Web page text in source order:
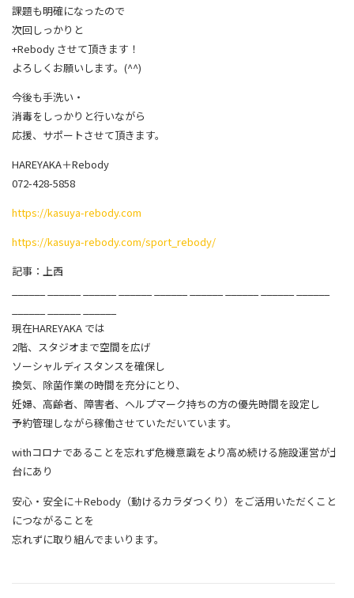
課題も明確になったので
次回しっかりと
+Rebody させて頂きます！
よろしくお願いします。(^^)
今後も手洗い・
消毒をしっかりと行いながら
応援、サポートさせて頂きます。
HAREYAKA＋Rebody
072-428-5858
https://kasuya-rebody.com
https://kasuya-rebody.com/sport_rebody/
記事：上西
現在HAREYAKA では
2階、スタジオまで空間を広げ
ソーシャルディスタンスを確保し
換気、除菌作業の時間を充分にとり、
妊婦、高齢者、障害者、ヘルプマーク持ちの方の優先時間を設定し
予約管理しながら稼働させていただいています。
withコロナであることを忘れず危機意識をより高め続ける施設運営が土
台にあり
安心・安全に＋Rebody（動けるカラダつくり）をご活用いただくこと
につながることを
忘れずに取り組んでまいります。